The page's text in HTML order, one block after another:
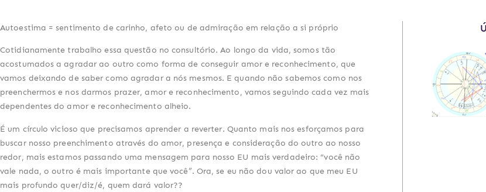
Autoestima = sentimento de carinho, afeto ou de admiração em relação a si próprio
Cotidianamente trabalho essa questão no consultório. Ao longo da vida, somos tão
acostumados a agradar ao outro como forma de conseguir amor e reconhecimento, que
vamos deixando de saber como agradar a nós mesmos. E quando não sabemos como nos
preenchermos e nos darmos prazer, amor e reconhecimento, vamos seguindo cada vez mais
dependentes do amor e reconhecimento alheio.
É um círculo vicioso que precisamos aprender a reverter. Quanto mais nos esforçamos para
buscar nosso preenchimento através do amor, presença e consideração do outro ao nosso
redor, mais estamos passando uma mensagem para nosso EU mais verdadeiro: “você não
vale nada, o outro é mais importante que você”. Ora, se eu não dou valor ao que meu EU
mais profundo quer/diz/é, quem dará valor??